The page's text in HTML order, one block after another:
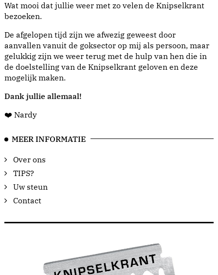
Wat mooi dat jullie weer met zo velen de Knipselkrant
bezoeken.
De afgelopen tijd zijn we afwezig geweest door
aanvallen vanuit de goksector op mij als persoon, maar
gelukkig zijn we weer terug met de hulp van hen die in
de doelstelling van de Knipselkrant geloven en deze
mogelijk maken.
Dank jullie allemaal!
❤️ Nardy
MEER INFORMATIE
Over ons
TIPS?
Uw steun
Contact